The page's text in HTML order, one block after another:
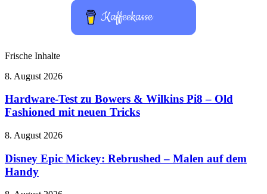
Kaffeekasse
Frische Inhalte
Hardware-
zu
Bowers
&
Pi8
Old
Fashioned
8. August 2026
Hardware-Test zu Bowers & Wilkins Pi8 – Old
Fashioned mit neuen Tricks
Disney
Mickey:
Rebrushed
–
8. August 2026
Disney Epic Mickey: Rebrushed – Malen auf dem
Handy